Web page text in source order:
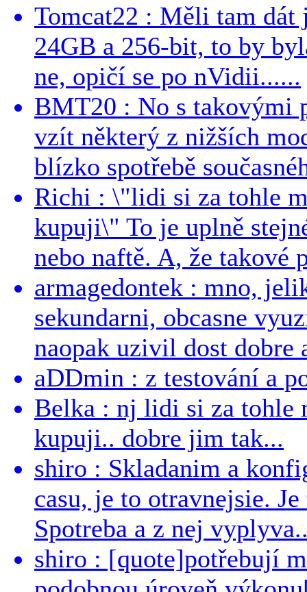
Tomcat22 : Měli tam dát
24GB a 256-bit, to by
ne, opičí se po nVidii......
BMT20 : No s takovými
vzít některý z nižších
blízko spotřebě
Richi : \"lidi si za tohle
kupuji\" To je uplně
nebo naftě. A, že takové
armagedontek : mno,
sekundarni, obcasne
naopak uzivil dost dobre
aDDmin : z testování a
Belka : nj lidi si za tohle
kupuji.. dobre jim tak...
shiro : Skladanim a
casu, je to otravnejsie.
Spotreba a z nej
shiro : [quote]potřebují